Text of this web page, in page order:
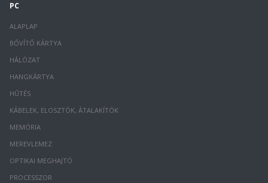
PC
ALAPLAP
BŐVÍTŐ KÁRTYA
HÁLÓZAT
HANGKÁRTYA
HŰTÉS
KÁBELEK, ELOSZTÓK, ÁTALAKÍTÓK
MEMÓRIA
MEREVLEMEZ
OPTIKAI MEGHAJTÓ
PROCESSZOR